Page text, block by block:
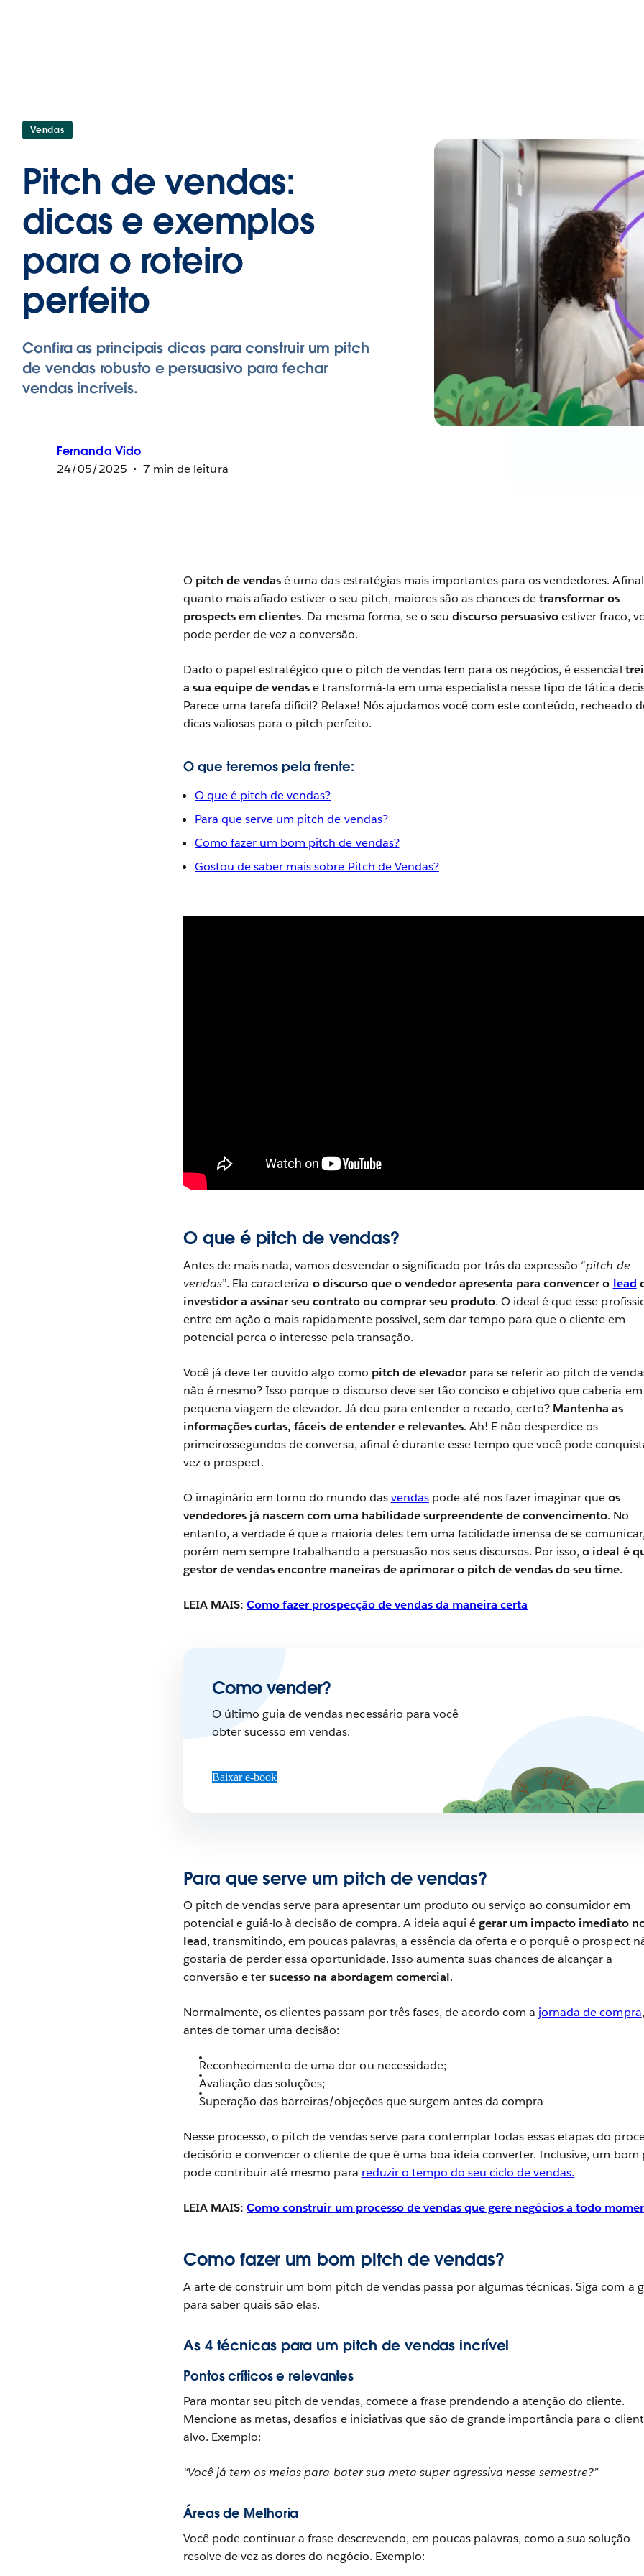
Vendas
Pitch de vendas:
dicas e exemplos
para o roteiro
perfeito
Confira as principais dicas para construir um pitch
de vendas robusto e persuasivo para fechar
vendas incríveis.
Fernanda Vido
24/05/2025
7 min de leitura
O pitch de vendasé uma das estratégias mais importantes para os vendedores.
quanto mais afiado estiver o seu pitch, maiores são as chances detransformar os
prospects em clientes. Da mesma forma, se o seu discurso persuasivoestiver fraco,
pode perder de vez a conversão.
Dado o papel estratégico que o pitch de vendas tem para os negócios, é essencial
a sua equipe de vendase transformá-la em uma especialista nesse tipo de tática
Parece uma tarefa difícil? Relaxe! Nós ajudamos você com este conteúdo, recheado
dicas valiosas para o pitch perfeito.
O que teremos pela frente:
O que é pitch de vendas?
Para que serve um pitch de vendas?
Como fazer um bom pitch de vendas?
Gostou de saber mais sobre Pitch de Vendas?
O que é pitch de vendas?
Antes de mais nada, vamos desvendar o significado por trás da expressão “pitch de
vendas”. Ela caracteriza o discurso que o vendedor apresenta para convencer o lead
investidor a assinar seu contrato ou comprar seu produto. O ideal é que esse
entre em ação o mais rapidamente possível, sem dar tempo para que o cliente em
potencial perca o interesse pela transação.
Você já deve ter ouvido algo como pitch de elevadorpara se referir ao pitch de
não é mesmo? Isso porque o discurso deve ser tão conciso e objetivo que caberia
pequena viagem de elevador. Já deu para entender o recado, certo? Mantenha as
informações curtas, fáceis de entender e relevantes. Ah! E não desperdice os
primeirossegundos de conversa, afinal é durante esse tempo que você pode
vez o prospect.
O imaginário em torno do mundo dasvendaspode até nos fazer imaginar queos
vendedores já nascem com uma habilidade surpreendente de convencimento. No
entanto, a verdade é que a maioria deles tem uma facilidade imensa de se
porém nem sempre trabalhando a persuasão nos seus discursos. Por isso,o ideal é
gestor de vendas encontre maneiras de aprimorar o pitch de vendas do seu time.
LEIA MAIS:Como fazer prospecção de vendas da maneira certa
Como vender?
O último guia de vendas necessário para você
obter sucesso em vendas.
Baixar e-book
Para que serve um pitch de vendas?
O pitch de vendas serve para apresentar um produto ou serviço ao consumidor em
potencial e guiá-lo à decisão de compra. A ideia aqui égerar um impacto imediato
lead, transmitindo, em poucas palavras, a essência da oferta e o porquê o prospect
gostaria de perder essa oportunidade. Isso aumenta suas chances de alcançar a
conversão e tersucesso na abordagem comercial.
Normalmente, os clientes passam por três fases, de acordo com a jornada de compra,
antes de tomar uma decisão:
Reconhecimento de uma dor ou necessidade;
Avaliação das soluções;
Superação das barreiras/objeções que surgem antes da compra
Nesse processo, o pitch de vendas serve para contemplar todas essas etapas do
decisório e convencer o cliente de que é uma boa ideia converter. Inclusive, um bom
pode contribuir até mesmo para reduzir o tempo do seu ciclo de vendas.
LEIA MAIS:Como construir um processo de vendas que gere negócios a todo
Como fazer um bom pitch de vendas?
A arte de construir um bom pitch de vendas passa por algumas técnicas. Siga com a
para saber quais são elas.
As 4 técnicas para um pitch de vendas incrível
Pontos críticos e relevantes
Para montar seu pitch de vendas, comece a frase prendendo a atenção do cliente.
Mencione as metas, desafios e iniciativas que são de grande importância para o
alvo. Exemplo:
“Você já tem os meios para bater sua meta super agressiva nesse semestre?”
Áreas de Melhoria
Você pode continuar a frase descrevendo, em poucas palavras, como a sua solução
resolve de vez as dores do negócio. Exemplo: